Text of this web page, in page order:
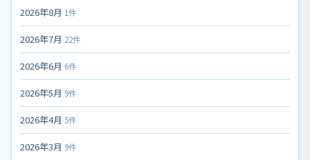
2026年8月 1件
2026年7月 22件
2026年6月 6件
2026年5月 9件
2026年4月 5件
2026年3月 9件